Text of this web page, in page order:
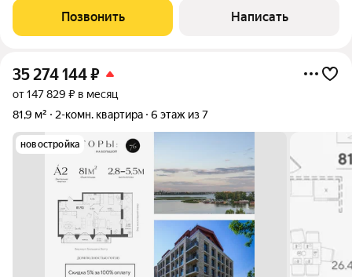
только технический этаж), что для данного дома является
преимуществом ( никто
Позвонить Написать
35 274 144₽
от 147 829 ₽ в месяц
81,9 м²
2-комн. квартира 6 этаж из 7
новостройка